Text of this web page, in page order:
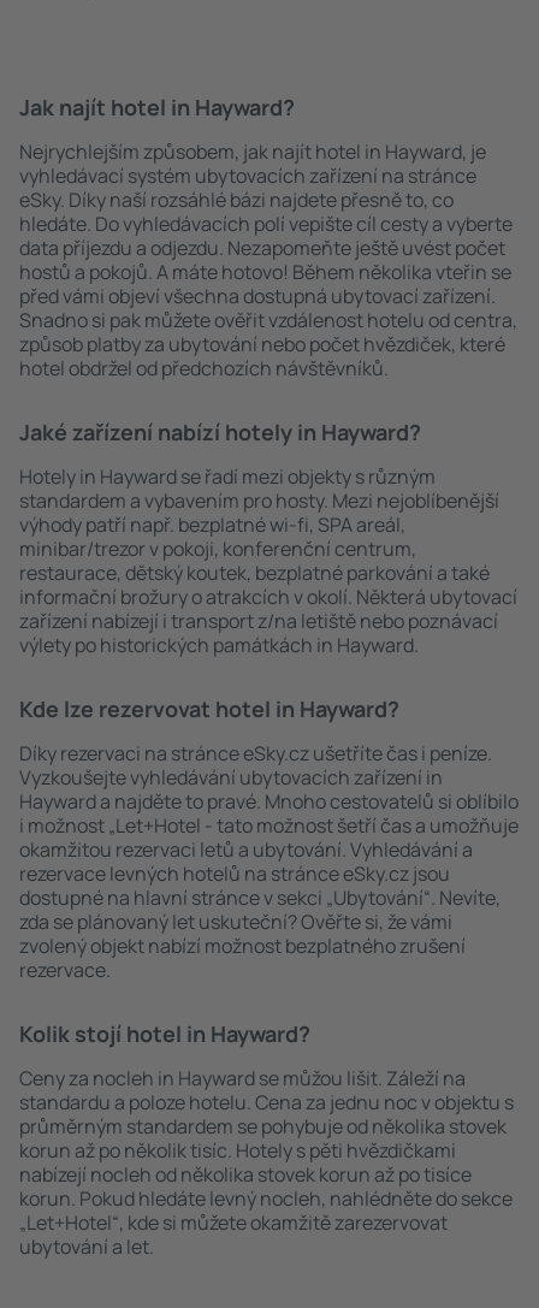
Jak najít hotel in Hayward?
Nejrychlejším způsobem, jak najít hotel in Hayward, je
vyhledávací systém ubytovacích zařízení na stránce
eSky. Díky naší rozsáhlé bázi najdete přesně to, co
hledáte. Do vyhledávacích polí vepište cíl cesty a vyberte
data příjezdu a odjezdu. Nezapomeňte ještě uvést počet
hostů a pokojů. A máte hotovo! Během několika vteřin se
před vámi objeví všechna dostupná ubytovací zařízení.
Snadno si pak můžete ověřit vzdálenost hotelu od centra,
způsob platby za ubytování nebo počet hvězdiček, které
hotel obdržel od předchozích návštěvníků.
Jaké zařízení nabízí hotely in Hayward?
Hotely in Hayward se řadí mezi objekty s různým
standardem a vybavením pro hosty. Mezi nejoblíbenější
výhody patří např. bezplatné wi-fi, SPA areál,
minibar/trezor v pokoji, konferenční centrum,
restaurace, dětský koutek, bezplatné parkování a také
informační brožury o atrakcích v okolí. Některá ubytovací
zařízení nabízejí i transport z/na letiště nebo poznávací
výlety po historických památkách in Hayward.
Kde lze rezervovat hotel in Hayward?
Díky rezervaci na stránce eSky.cz ušetříte čas i peníze.
Vyzkoušejte vyhledávání ubytovacích zařízení in
Hayward a najděte to pravé. Mnoho cestovatelů si oblíbilo
i možnost „Let+Hotel - tato možnost šetří čas a umožňuje
okamžitou rezervaci letů a ubytování. Vyhledávání a
rezervace levných hotelů na stránce eSky.cz jsou
dostupné na hlavní stránce v sekci „Ubytování“. Nevíte,
zda se plánovaný let uskuteční? Ověřte si, že vámi
zvolený objekt nabízí možnost bezplatného zrušení
rezervace.
Kolik stojí hotel in Hayward?
Ceny za nocleh in Hayward se můžou lišit. Záleží na
standardu a poloze hotelu. Cena za jednu noc v objektu s
průměrným standardem se pohybuje od několika stovek
korun až po několik tisíc. Hotely s pěti hvězdičkami
nabízejí nocleh od několika stovek korun až po tisíce
korun. Pokud hledáte levný nocleh, nahlédněte do sekce
„Let+Hotel“, kde si můžete okamžitě zarezervovat
ubytování a let.